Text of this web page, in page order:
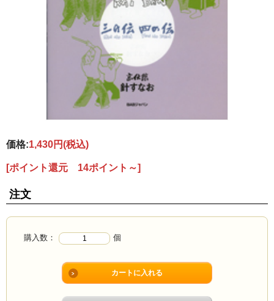
価格:1,430円(税込)
[ポイント還元 14ポイント～]
注文
購入数： 個